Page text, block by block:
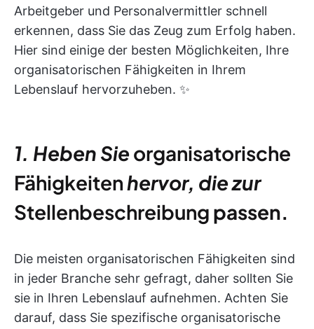
Arbeitgeber und Personalvermittler schnell
erkennen, dass Sie das Zeug zum Erfolg haben.
Hier sind einige der besten Möglichkeiten, Ihre
organisatorischen Fähigkeiten in Ihrem
Lebenslauf hervorzuheben. ✨
1. Heben Sieorganisatorische
Fähigkeitenhervor, die zur
Stellenbeschreibung passen.
Die meisten organisatorischen Fähigkeiten sind
in jeder Branche sehr gefragt, daher sollten Sie
sie in Ihren Lebenslauf aufnehmen. Achten Sie
darauf, dass Sie spezifische organisatorische